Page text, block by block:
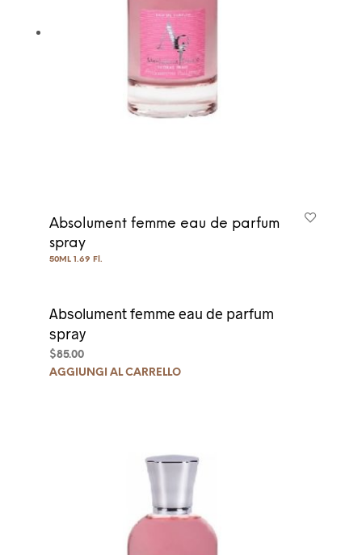
Absolument femme eau de parfum
spray
50ML 1.69 Fl.
Absolument femme eau de parfum
spray
$85.00
AGGIUNGI AL CARRELLO